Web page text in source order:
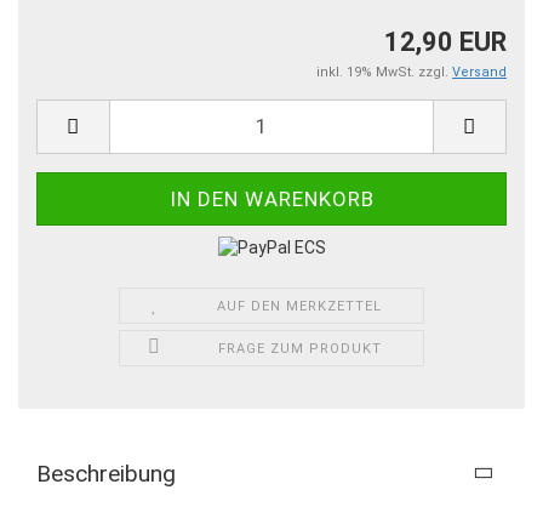
12,90 EUR
inkl. 19% MwSt. zzgl. Versand
AUF DEN MERKZETTEL
FRAGE ZUM PRODUKT
Beschreibung